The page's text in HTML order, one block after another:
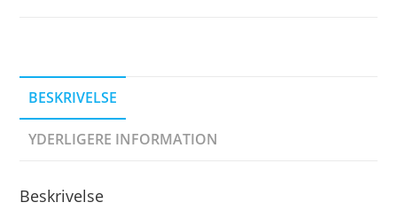
BESKRIVELSE
YDERLIGERE INFORMATION
Beskrivelse